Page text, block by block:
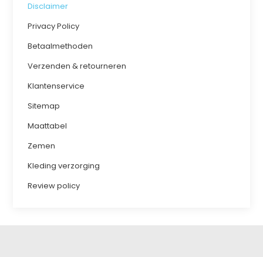
Disclaimer
Privacy Policy
Betaalmethoden
Verzenden & retourneren
Klantenservice
Sitemap
Maattabel
Zemen
Kleding verzorging
Review policy